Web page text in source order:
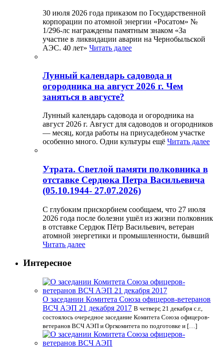
30 июля 2026 года приказом по Государственной
корпорации по атомной энергии «Росатом» №
1/296-лс награждены памятным знаком «За
участие в ликвидации аварии на Чернобыльской
АЭС. 40 лет» Читать далее
Лунный календарь садовода и
огородника на август 2026 г. Чем
заняться в августе?
Лунный календарь садовода и огородника на
август 2026 г. Август для садоводов и огородников
— месяц, когда работы на приусадебном участке
особенно много. Одни культуры ещё Читать далее
Утрата. Светлой памяти полковника в
отставке Сердюка Петра Васильевича
(05.10.1944- 27.07.2026)
С глубоким прискорбием сообщаем, что 27 июля
2026 года после болезни ушёл из жизни полковник
в отставке Сердюк Пётр Васильевич, ветеран
атомной энергетики и промышленности, бывший
Читать далее
Интересное
О заседании Комитета Союза офицеров-ветеранов
ВСЧ АЭП 21 декабря 2017 В четверг, 21 декабря с.г.,
состоялось очередное заседание Комитета Союза офицеров-
ветеранов ВСЧ АЭП и Оргкомитета по подготовке и […]